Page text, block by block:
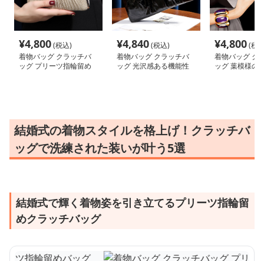
¥4,800(税込)
着物バッグ クラッチバ
ッグ プリーツ指輪留め
¥4,840(税込)
着物バッグ クラッチバ
ッグ 光沢感ある機能性
¥4,800(税
着物バッグ ク
ッグ 葉模様の
結婚式の着物スタイルを格上げ！クラッチバ
ッグで洗練された装いが叶う5選
結婚式で輝く着物姿を引き立てるプリーツ指輪留
めクラッチバッグ